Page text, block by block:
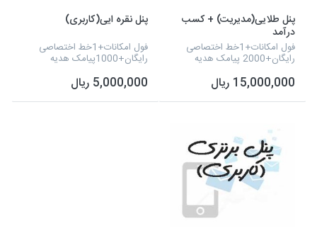
پنل طلایی(مدیریت) + کسب
درآمد
فول امکانات+1خط اختصاصی
رایگان+2000 پیامک هدیه
15,000,000 ریال
پنل نقره ایی(کاربری)
فول امکانات+1خط اختصاصی
رایگان+1000پیامک هدیه
5,000,000 ریال